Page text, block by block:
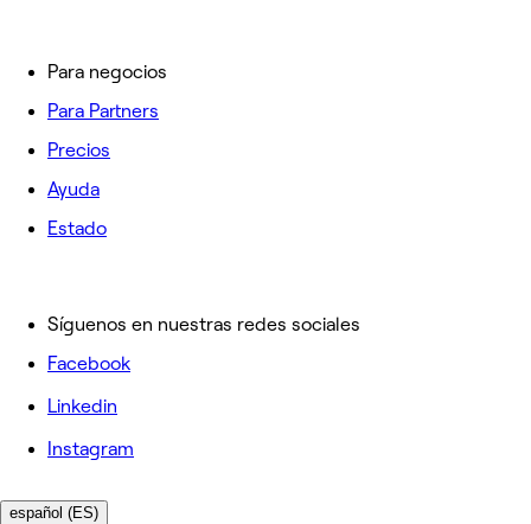
Para negocios
Para Partners
Precios
Ayuda
Estado
Síguenos en nuestras redes sociales
Facebook
Linkedin
Instagram
español (ES)